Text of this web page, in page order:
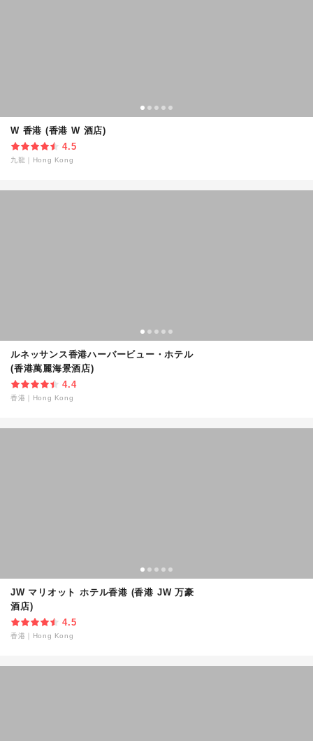
W 香港 (香港 W 酒店)
4.5
九龍 Hong Kong
ルネッサンス香港ハーバービュー・ホテル
(香港萬麗海景酒店)
4.4
香港 Hong Kong
JW マリオット ホテル香港 (香港 JW 万豪
酒店)
4.5
香港 Hong Kong